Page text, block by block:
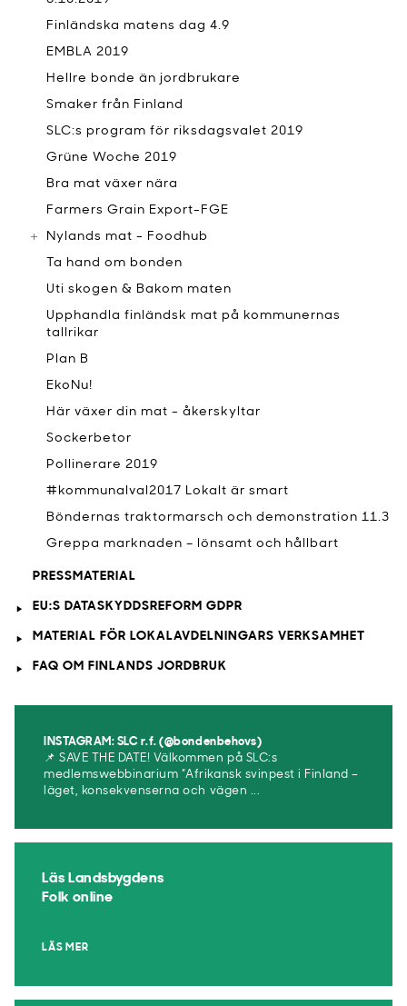
Finländska matens dag 4.9
EMBLA 2019
Hellre bonde än jordbrukare
Smaker från Finland
SLC:s program för riksdagsvalet 2019
Grüne Woche 2019
Bra mat växer nära
Farmers Grain Export-FGE
Nylands mat - Foodhub
Ta hand om bonden
Uti skogen & Bakom maten
Upphandla finländsk mat på kommunernas
tallrikar
Plan B
EkoNu!
Här växer din mat - åkerskyltar
Sockerbetor
Pollinerare 2019
#kommunalval2017 Lokalt är smart
Böndernas traktormarsch och demonstration 11.3
Greppa marknaden – lönsamt och hållbart
PRESSMATERIAL
EU:S DATASKYDDSREFORM GDPR
MATERIAL FÖR LOKALAVDELNINGARS VERKSAMHET
FAQ OM FINLANDS JORDBRUK
INSTAGRAM: SLC r.f. (@bondenbehovs)
📌 SAVE THE DATE! Välkommen på SLC:s
medlemswebbinarium ”Afrikansk svinpest i Finland –
läget, konsekvenserna och vägen ...
Läs Landsbygdens
Folk online
LÄS MER